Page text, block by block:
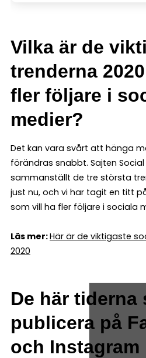
Vilka är de
trenderna
fler följare i
medier?
Det kan vara svårt att hänga
förändras snabbt. Sajten
sammanställt de tre största
just nu, och vi har tagit en titt
som vill ha fler följare i sociala
Läs mer:Här är de viktigaste
2020
De här tiderna
publicera på
och Instagram